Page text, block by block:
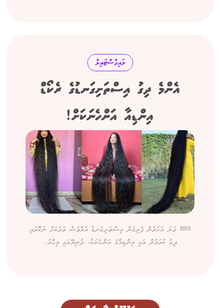
ލައިފްސްޓައިލް
އެންމެ ދިގު އިސްތަށިގަނޑުގެ ރެކޯޑް
އިންޑިއާ އަންހެނަކަށް!
2015 ވަނަ އަހަރުން ފެށިގެން އިސްތަށިގަނޑު އެއްވެސް ވަރަކަށް ނުކޮށައި
ދިގު ކުރަމުން އައި އިންޑިއާގެ އަންހެނަކު، ދުނިޔޭގައި މިހާރު...